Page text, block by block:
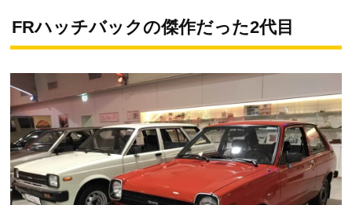
FRハッチバックの傑作だった2代目